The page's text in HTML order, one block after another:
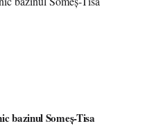
bazinul Someș-Tisa